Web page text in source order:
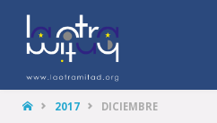
HOME2017 DICIEMBRE